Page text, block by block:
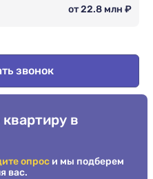
от 22.8 млн ₽
звонок
в
опрос и мы подберем
вас.